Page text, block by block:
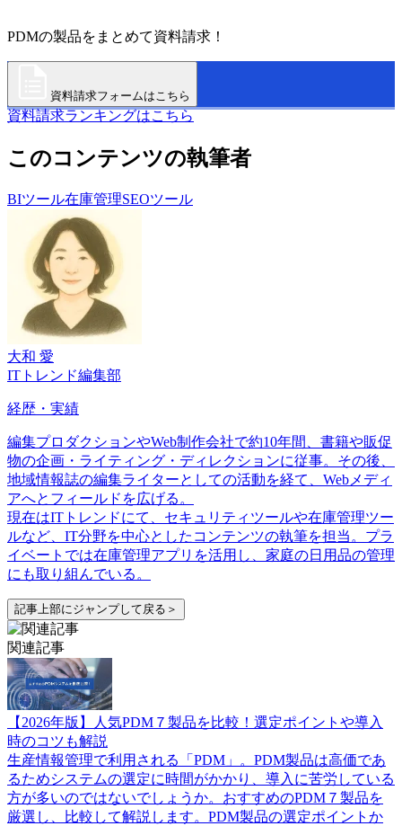
PDMの製品をまとめて資料請求！
資料請求フォームはこちら
資料請求ランキングはこちら
このコンテンツの執筆者
BIツール在庫管理SEOツール
大和 愛
ITトレンド編集部
経歴・実績
編集プロダクションやWeb制作会社で約10年間、書籍や販促
物の企画・ライティング・ディレクションに従事。その後、
地域情報誌の編集ライターとしての活動を経て、Webメディ
アへとフィールドを広げる。
現在はITトレンドにて、セキュリティツールや在庫管理ツー
ルなど、IT分野を中心としたコンテンツの執筆を担当。プラ
イベートでは在庫管理アプリを活用し、家庭の日用品の管理
にも取り組んでいる。
記事上部にジャンプして戻る＞
関連記事
【2026年版】人気PDM７製品を比較！選定ポイントや導入
時のコツも解説
生産情報管理で利用される「PDM」。PDM製品は高価であ
るためシステムの選定に時間がかかり、導入に苦労している
方が多いのではないでしょうか。おすすめのPDM７製品を
厳選し、比較して解説します。PDM製品の選定ポイントか